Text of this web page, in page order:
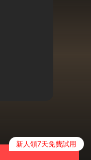
新人領7天免費試用